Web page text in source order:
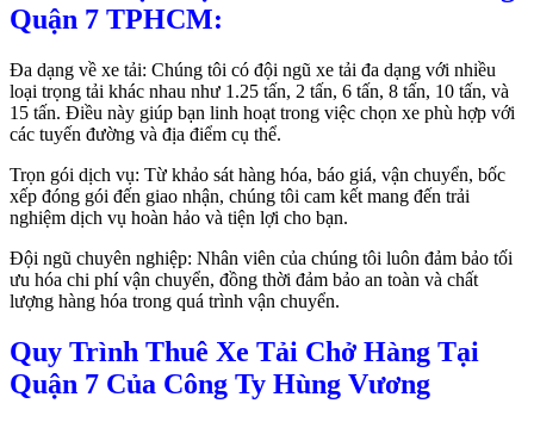
Quận 7 TPHCM:
Đa dạng về xe tải: Chúng tôi có đội ngũ xe tải đa dạng với nhiều
loại trọng tải khác nhau như 1.25 tấn, 2 tấn, 6 tấn, 8 tấn, 10 tấn, và
15 tấn. Điều này giúp bạn linh hoạt trong việc chọn xe phù hợp với
các tuyến đường và địa điểm cụ thể.
Trọn gói dịch vụ: Từ khảo sát hàng hóa, báo giá, vận chuyển, bốc
xếp đóng gói đến giao nhận, chúng tôi cam kết mang đến trải
nghiệm dịch vụ hoàn hảo và tiện lợi cho bạn.
Đội ngũ chuyên nghiệp: Nhân viên của chúng tôi luôn đảm bảo tối
ưu hóa chi phí vận chuyển, đồng thời đảm bảo an toàn và chất
lượng hàng hóa trong quá trình vận chuyển.
Quy Trình Thuê Xe Tải Chở Hàng Tại
Quận 7 Của Công Ty Hùng Vương